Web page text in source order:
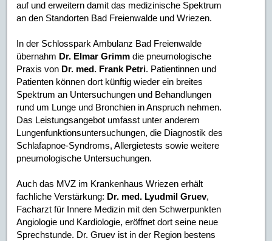
auf und erweitern damit das medizinische Spektrum
an den Standorten Bad Freienwalde und Wriezen.
In der Schlosspark Ambulanz Bad Freienwalde
übernahm Dr. Elmar Grimm die pneumologische
Praxis von Dr. med. Frank Petri. Patientinnen und
Patienten können dort künftig wieder ein breites
Spektrum an Untersuchungen und Behandlungen
rund um Lunge und Bronchien in Anspruch nehmen.
Das Leistungsangebot umfasst unter anderem
Lungenfunktionsuntersuchungen, die Diagnostik des
Schlafapnoe-Syndroms, Allergietests sowie weitere
pneumologische Untersuchungen.
Auch das MVZ im Krankenhaus Wriezen erhält
fachliche Verstärkung: Dr. med. Lyudmil Gruev,
Facharzt für Innere Medizin mit den Schwerpunkten
Angiologie und Kardiologie, eröffnet dort seine neue
Sprechstunde. Dr. Gruev ist in der Region bestens